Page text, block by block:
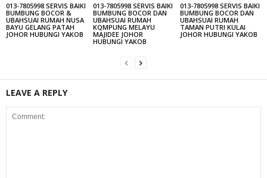
013-7805998 SERVIS BAIKI
BUMBUNG BOCOR &
UBAHSUAI RUMAH NUSA
BAYU GELANG PATAH
JOHOR HUBUNGI YAKOB
013-7805998 SERVIS BAIKI
BUMBUNG BOCOR DAN
UBAHSUAI RUMAH
KQMPUNG MELAYU
MAJIDEE JOHOR
HUBUNGI YAKOB
013-7805998 SERVIS BAIKI
BUMBUNG BOCOR DAN
UBAHSUAI RUMAH
TAMAN PUTRI KULAI
JOHOR HUBUNGI YAKOB
LEAVE A REPLY